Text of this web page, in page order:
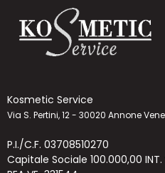
Kosmetic Service
Via S. Pertini, 12 - 30020 Annone
P.I./C.F. 03708510270
Capitale Sociale 100.000,00 INT.